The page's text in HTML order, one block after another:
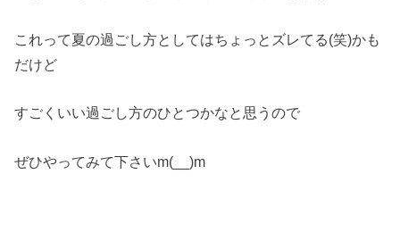
これって夏の過ごし方としてはちょっとズレてる(笑)かも
だけど
すごくいい過ごし方のひとつかなと思うので
ぜひやってみて下さいm(__)m